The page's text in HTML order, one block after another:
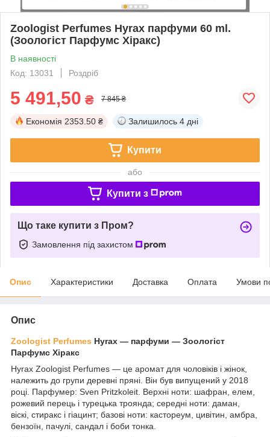
Zoologist Perfumes Hyrax парфуми 60 ml.
(Зоологіст Парфумс Хіракс)
В наявності
Код: 13031
Роздріб
5 491,50 ₴ 7 845 ₴
Економія 2353.50 ₴ Залишилось 4 дні
Купити
або
Купити з
Що таке купити з Пром?
Замовлення під захистом
Опис Характеристики Доставка Оплата Умови
Опис
Zoologist Perfumes Hyrax — парфуми — Зоологіст
Парфумс Хіракс
Hyrax Zoologist Perfumes — це аромат для чоловіків і жінок,
належить до групи деревні пряні. Він був випущений у 2018
році. Парфумер: Sven Pritzkoleit. Верхні ноти: шафран, елем,
рожевий перець і турецька троянда; середні ноти: даман,
віскі, стиракс і гіацинт; базові ноти: кастореум, цивітин, амбра,
бензоїн, пачулі, сандал і боби тонка.